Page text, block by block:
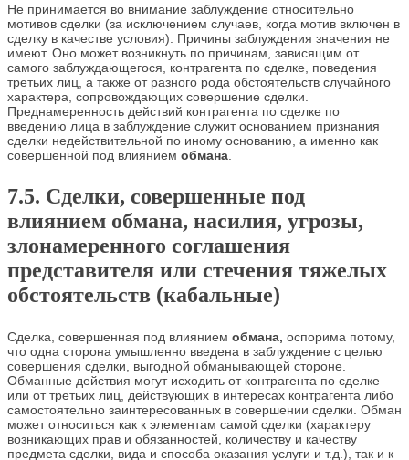
Не принимается во внимание заблуждение относительно
мотивов сделки (за исключением случаев, когда мотив включен в
сделку в качестве условия). Причины заблуждения значения не
имеют. Оно может возникнуть по причинам, зависящим от
самого заблуждающегося, контрагента по сделке, поведения
третьих лиц, а также от разного рода обстоятельств случайного
характера, сопровождающих совершение сделки.
Преднамеренность действий контрагента по сделке по
введению лица в заблуждение служит основанием признания
сделки недействительной по иному основанию, а именно как
совершенной под влиянием обмана
7.5. Сделки, совершенные под
влиянием обмана, насилия, угрозы,
злонамеренного соглашения
представителя или стечения тяжелых
обстоятельств (кабальные)
Сделка, совершенная под влиянием обмана, оспорима потому,
что одна сторона умышленно введена в заблуждение с целью
совершения сделки, выгодной обманывающей стороне.
Обманные действия могут исходить от контрагента по сделке
или от третьих лиц, действующих в интересах контрагента либо
самостоятельно заинтересованных в совершении сделки. Обман
может относиться как к элементам самой сделки (характеру
возникающих прав и обязанностей, количеству и качеству
предмета сделки, вида и способа оказания услуги и т.д.), так и к